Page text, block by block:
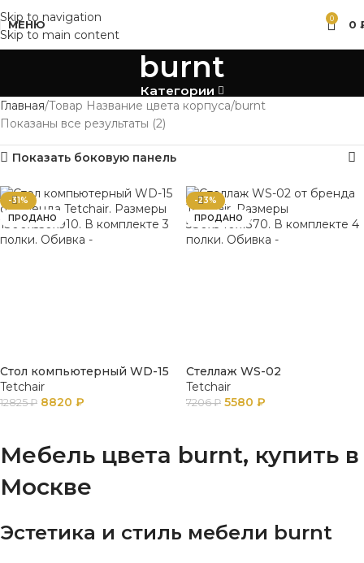
Skip to navigation
Skip to main content
МЕНЮ 0 0
burnt
Категории
Главная Товар Название цвета корпуса burnt
Показаны все результаты (2)
Показать боковую панель
-31%
ПРОДАНО
Стол компьютерный WD-15
Tetchair
12825₽ 8820 ₽
-23%
ПРОДАНО
Стеллаж WS-02
Tetchair
7206₽ 5580 ₽
Мебель цвета burnt, купить в
Москве
Эстетика и стиль мебели burnt